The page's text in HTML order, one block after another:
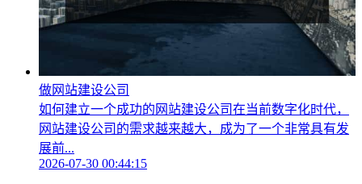
做网站建设公司
如何建立一个成功的网站建设公司在当前数字化时代，
网站建设公司的需求越来越大，成为了一个非常具有发
展前...
2026-07-30 00:44:15